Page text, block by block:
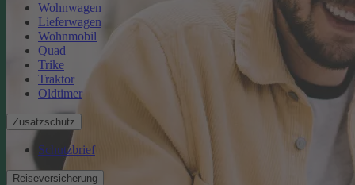
Wohnwagen
Lieferwagen
Wohnmobil
Quad
Trike
Traktor
Oldtimer
Zusatzschutz
Schutzbrief
Reiseversicherung